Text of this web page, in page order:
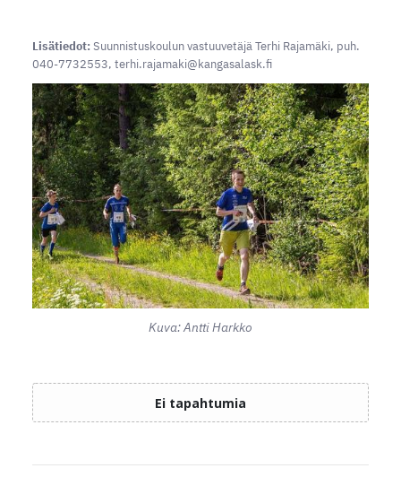
Lisätiedot: Suunnistuskoulun vastuuvetäjä Terhi Rajamäki, puh.
040-7732553, terhi.rajamaki@kangasalask.fi
Kuva: Antti Harkko